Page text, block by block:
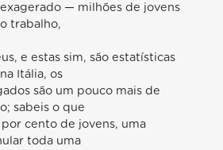
— milhões de jovens
trabalho,
e estas sim, são estatísticas
Itália, os
são um pouco mais de
sabeis o que
cento de jovens, uma
toda uma